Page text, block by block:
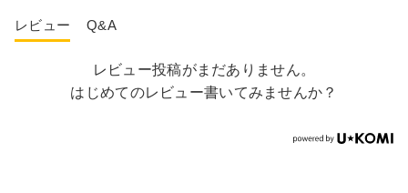
レビュー Q&A
レビュー投稿がまだありません。
はじめてのレビュー書いてみませんか？